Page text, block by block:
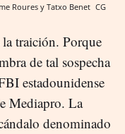
Roures y Tatxo Benet CG
traición. Porque
de tal sospecha
estadounidense
Mediapro. La
denominado